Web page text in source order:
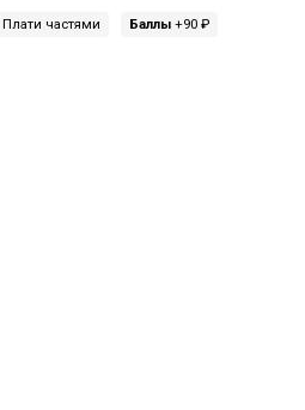
Плати частями Баллы +90 ₽